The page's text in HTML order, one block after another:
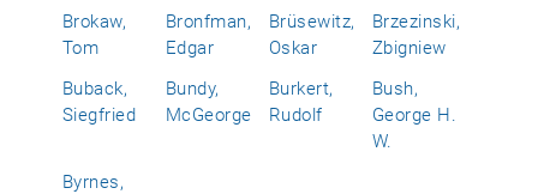
Brokaw,
Tom
Bronfman,
Edgar
Brüsewitz,
Oskar
Brzezinski,
Zbigniew
Buback,
Siegfried
Bundy,
McGeorge
Burkert,
Rudolf
Bush,
George H.
W.
Byrnes,